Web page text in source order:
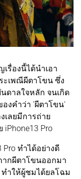
รื่องนี้ได้นำเอา
ะเพณีผีตาโขน ซึ่ง
ดาลใจหลัก จนเกิด
องคำว่า 'ผีตาโขน'
เลยมีการถ่าย
Pro
ทำได้อย่างดี
ากผีตาโขนออกมา
ำให้ผู้ชมได้ยลโฉม